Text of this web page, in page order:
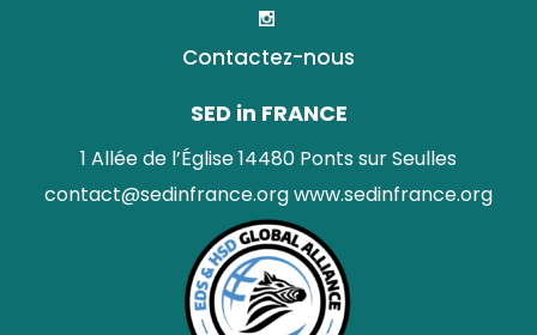
Contactez-nous
SED in FRANCE
1 Allée de l’Église 14480 Ponts sur Seulles
contact@sedinfrance.orgwww.sedinfrance.org